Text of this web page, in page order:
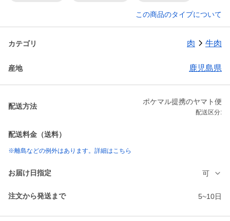
この商品のタイプについて
カテゴリ 肉 牛肉
産地 鹿児島県
配送方法
ポケマル提携のヤマト便
配送区分:
配送料金（送料）
※離島などの例外はあります。詳細はこちら
お届け日指定 可
注文から発送まで 5~10日